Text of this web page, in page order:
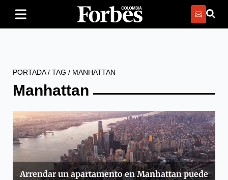
PORTADA/ TAG / MANHATTAN
Manhattan
Arrendar un apartamento en Manhattan puede